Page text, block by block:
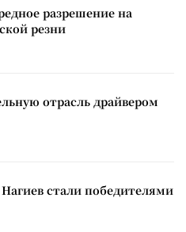
разрешение на
резни
отрасль драйвером
стали победителями